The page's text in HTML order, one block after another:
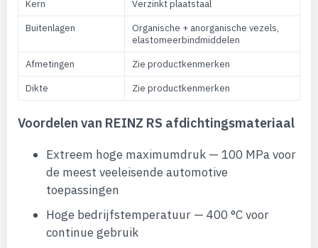
Kern
Verzinkt plaatstaal
Buitenlagen
Organische + anorganische vezels,
elastomeerbindmiddelen
Afmetingen
Zie productkenmerken
Dikte
Zie productkenmerken
Voordelen van REINZ RS afdichtingsmateriaal
Extreem hoge maximumdruk — 100 MPa voor
de meest veeleisende automotive
toepassingen
Hoge bedrijfstemperatuur — 400 °C voor
continue gebruik